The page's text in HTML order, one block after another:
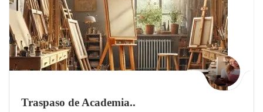
Traspaso de Academia..